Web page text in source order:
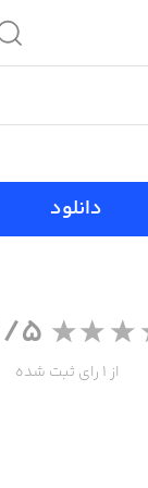
دانلود
/5
از 1 رای ثبت شده